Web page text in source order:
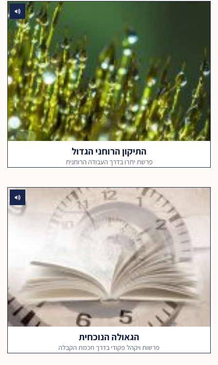
התיקון הרוחני הגדול
פרשת יתרו בדרך העבודה הרוחנית
הגאולה הנוכחית
פרשות ויקהל פקודי בדרך חכמת הקבלה